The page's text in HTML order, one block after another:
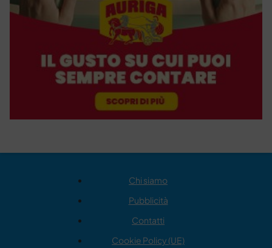
Chi siamo
Pubblicità
Contatti
Cookie Policy (UE)